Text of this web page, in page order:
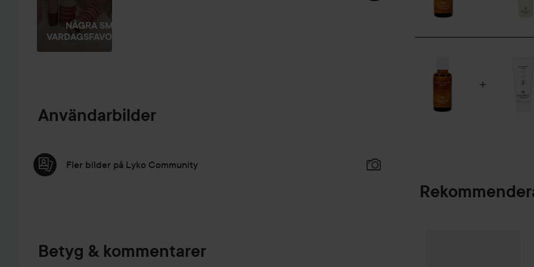
NÅGRA SMÅ
VARDAGSFAVORITER
Användarbilder
Fler bilder på Lyko Community
Betyg & kommentarer
blodcirkulationen i huden
med svalt vatten.